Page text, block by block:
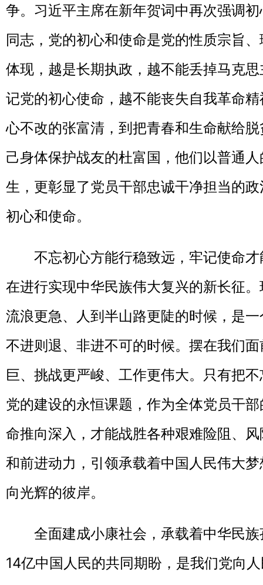
争。习近平主席在新年贺词中再次强调
同志，党的初心和使命是党的性质宗旨
体现，越是长期执政，越不能丢掉马克
记党的初心使命，越不能丧失自我革命
心不改的张富清，到把青春和生命献给
己身体保护战友的杜富国，他们以普通
生，更彰显了党员干部忠诚干净担当的
初心和使命。
不忘初心方能行稳致远，牢记使命才
在进行实现中华民族伟大复兴的新长征
流浪更急、人到半山路更陡的时候，是
不进则退、非进不可的时候。摆在我们
巨、挑战更严峻、工作更伟大。只有把
党的建设的永恒课题，作为全体党员干
命推向深入，才能战胜各种艰难险阻、
和前进动力，引领承载着中国人民伟大
向光辉的彼岸。
全面建成小康社会，承载着中华民族
14亿中国人民的共同期盼，是我们党向